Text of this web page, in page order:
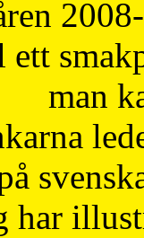
ett
man
har